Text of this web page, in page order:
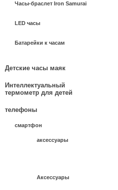
Часы-браслет Iron Samurai
LED часы
Батарейки к часам
Детские часы маяк
Интеллектуальный
термометр для детей
телефоны
смартфон
аксессуары
Аксессуары